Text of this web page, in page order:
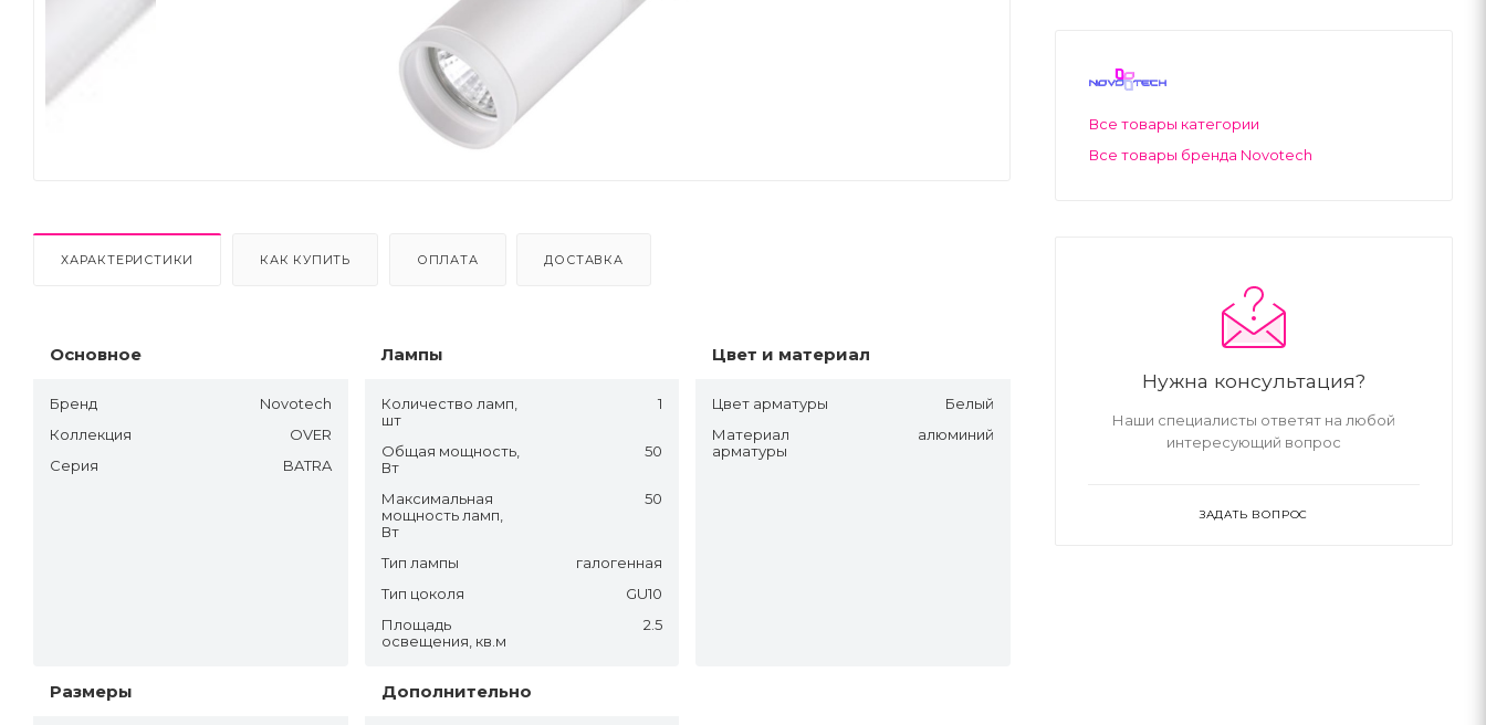
ХАРАКТЕРИСТИКИ КАК КУПИТЬ ОПЛАТА ДОСТАВКА
Основное
Бренд
Novotech
Коллекция
OVER
Серия
BATRA
Лампы
Количество ламп,
шт
1
Общая мощность,
Вт
50
Максимальная
мощность ламп,
Вт
50
Тип лампы
галогенная
Тип цоколя
GU10
Площадь
освещения, кв.м
2.5
Цвет и материал
Цвет арматуры
Белый
Материал
арматуры
алюминий
Размеры Дополнительно
Все товары категории
Все товары бренда Novotech
Нужна консультация?
Наши специалисты ответят на любой
интересующий вопрос
ЗАДАТЬ ВОПРОС